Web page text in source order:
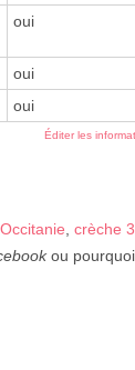
oui
oui
oui
Éditer les
, crèche
ou